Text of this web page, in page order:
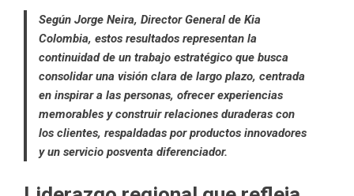
Según Jorge Neira, Director General de Kia
Colombia, estos resultados representan la
continuidad de un trabajo estratégico que busca
consolidar una visión clara de largo plazo, centrada
en inspirar a las personas, ofrecer experiencias
memorables y construir relaciones duraderas con
los clientes, respaldadas por productos innovadores
y un servicio posventa diferenciador.